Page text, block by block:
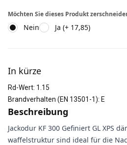
Möchten Sie dieses Produkt
Nein Ja (+ 17,85)
In kürze
Rd-Wert: 1.15
Brandverhalten (EN 13501-1): E
Beschreibung
Jackodur KF 300 Gefiniert GL XPS
waffelstruktur sind ideal für die